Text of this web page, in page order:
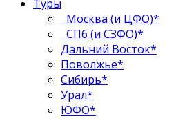
Туры
Москва (и ЦФО)*
СПб (и СЗФО)*
Дальний Восток*
Поволжье*
Сибирь*
Урал*
ЮФО*